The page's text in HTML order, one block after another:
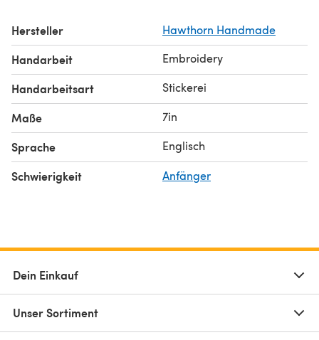
Hersteller Hawthorn Handmade
Handarbeit Embroidery
Handarbeitsart Stickerei
Maße 7in
Sprache Englisch
Schwierigkeit Anfänger
Dein Einkauf
Unser Sortiment